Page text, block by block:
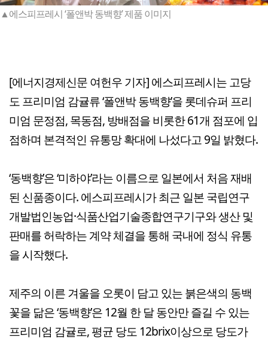
▲에스피프레시 ‘폴앤박 동백향’ 제품 이미지
[에너지경제신문 여헌우 기자] 에스피프레시는 고당
도 프리미엄 감귤류 ‘폴앤박 동백향’을 롯데슈퍼 프리
미엄 문정점, 목동점, 방배점을 비롯한 61개 점포에 입
점하며 본격적인 유통망 확대에 나섰다고 9일 밝혔다.
‘동백향’은 ‘미하야’라는 이름으로 일본에서 처음 재배
된 신품종이다. 에스피프레시가 최근 일본 국립연구
개발법인농업·식품산업기술종합연구기구와 생산 및
판매를 허락하는 계약 체결을 통해 국내에 정식 유통
을 시작했다.
제주의 이른 겨울을 오롯이 담고 있는 붉은색의 동백
꽃을 닮은 ‘동백향’은 12월 한 달 동안만 즐길 수 있는
프리미엄 감귤로, 평균 당도 12brix이상으로 당도가